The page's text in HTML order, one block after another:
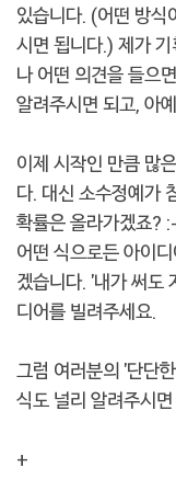
있습니다. (어떤 방식
시면 됩니다.) 제가
나 어떤 의견을 들으
알려주시면 되고, 아
이제 시작인 만큼 많
다. 대신 소수정예가
확률은 올라가겠죠?
어떤 식으로든 아이
겠습니다. '내가 써도
디어를 빌려주세요.
그럼 여러분의 '단단
식도 널리 알려주시
+